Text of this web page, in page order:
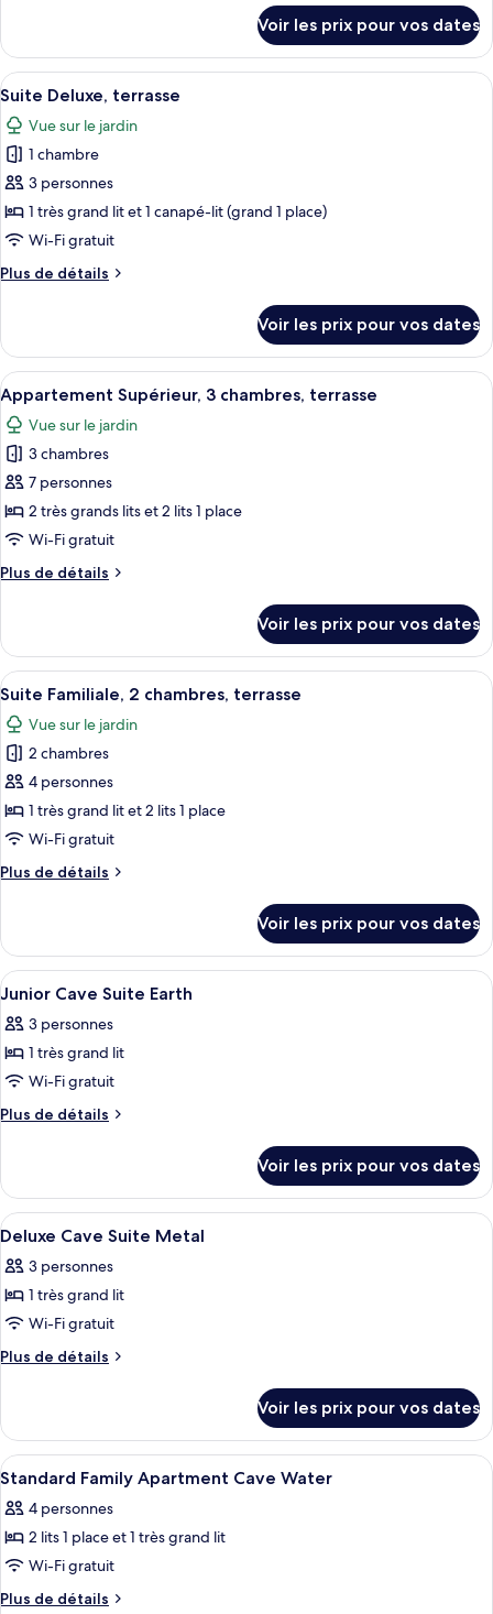
Junior,
terrasse
le
type
de
chambre
Suite
Studio
Junior,
terrasse
Voir les prix pour vos dates
Afficher
toutes
les
photos
pour
ce
type
chambre :
terrasse
Un intérieur moderne avec un
10
Suite Deluxe, terrasse
Vue sur le jardin
1 chambre
3 personnes
1 très grand lit et 1 canapé-lit (grand 1 place)
Wi-Fi gratuit
Plus de détails
Plus
le
type
de
chambre
Suite
Deluxe,
terrasse
Voir les prix pour vos dates
Afficher
toutes
les
photos
pour
ce
type
chambre :
3
chambres,
terrasse
Une chambre à coucher au style
19
Appartement Supérieur, 3 chambres, terrasse
Vue sur le jardin
3 chambres
7 personnes
2 très grands lits et 2 lits 1 place
Wi-Fi gratuit
Plus de détails
Plus
le
type
de
chambre
Appartement
Supérieur,
chambres,
terrasse
Voir les prix pour vos dates
Afficher
toutes
les
photos
pour
ce
type
chambre :
2
chambres,
terrasse
Une pièce moderne et minimaliste
9
Suite Familiale, 2 chambres, terrasse
Vue sur le jardin
2 chambres
4 personnes
1 très grand lit et 2 lits 1 place
Wi-Fi gratuit
Plus de détails
Plus
le
type
de
Suite
Familiale,
chambres,
terrasse
Voir les prix pour vos dates
Afficher
toutes
les
photos
pour
ce
chambre :
Junior
Cave
Suite
Earth
Literie de qualité supérieure,
7
Junior Cave Suite Earth
3 personnes
1 très grand lit
Wi-Fi gratuit
Plus de détails
Plus
le
type
de
Junior
Cave
Earth
Voir les prix pour vos dates
Afficher
toutes
les
photos
pour
ce
chambre :
Deluxe
Cave
Suite
Metal
Literie de qualité supérieure,
9
Deluxe Cave Suite Metal
3 personnes
1 très grand lit
Wi-Fi gratuit
Plus de détails
Plus
le
type
de
Deluxe
Cave
Metal
Voir les prix pour vos dates
Afficher
toutes
les
photos
pour
ce
Literie de qualité supérieure,
8
Standard Family Apartment Cave Water
4 personnes
2 lits 1 place et 1 très grand lit
Wi-Fi gratuit
Plus de détails
Plus